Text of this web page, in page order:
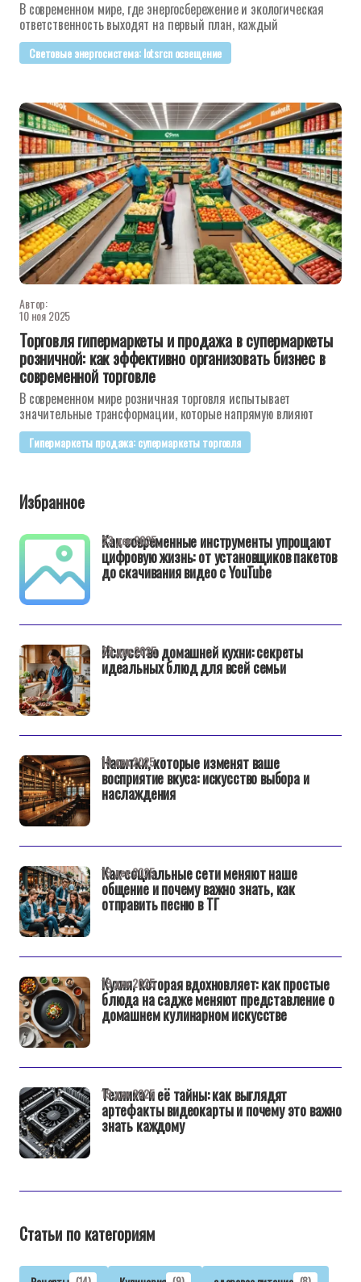
В современном мире, где энергосбережение и экологическая
ответственность выходят на первый план, каждый
Световые энергосистема: lotsrcn освещение
Автор:
10 ноя 2025
Торговля гипермаркеты и продажа в супермаркеты
розничной: как эффективно организовать бизнес в
современной торговле
В современном мире розничная торговля испытывает
значительные трансформации, которые напрямую влияют
Гипермаркеты продажа: супермаркеты торговля
Избранное
Как современные инструменты упрощают
цифровую жизнь: от установщиков пакетов
до скачивания видео с YouTube
23 дек 2025
Искусство домашней кухни: секреты
идеальных блюд для всей семьи
23 дек 2025
Напитки, которые изменят ваше
восприятие вкуса: искусство выбора и
наслаждения
19 дек 2025
Как социальные сети меняют наше
общение и почему важно знать, как
отправить песню в ТГ
19 дек 2025
Кухня, которая вдохновляет: как простые
блюда на садже меняют представление о
домашнем кулинарном искусстве
19 дек 2025
Техника и её тайны: как выглядят
артефакты видеокарты и почему это важно
знать каждому
19 дек 2025
Статьи по категориям